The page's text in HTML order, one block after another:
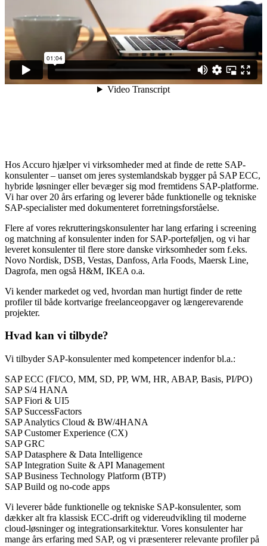
Hos Accuro hjælper vi virksomheder med at finde de rette SAP-
konsulenter – uanset om jeres systemlandskab bygger på SAP ECC,
hybride løsninger eller bevæger sig mod fremtidens SAP-platforme.
Vi har over 20 års erfaring og leverer både funktionelle og tekniske
SAP-specialister med dokumenteret forretningsforståelse.
Flere af vores rekrutteringskonsulenter har lang erfaring i screening
og matchning af konsulenter inden for SAP-porteføljen, og vi har
leveret konsulenter til flere store danske virksomheder som f.eks.
Novo Nordisk, DSB, Vestas, Danfoss, Arla Foods, Maersk Line,
Dagrofa, men også H&M, IKEA o.a.
Vi kender markedet og ved, hvordan man hurtigt finder de rette
profiler til både kortvarige freelanceopgaver og længerevarende
projekter.
Hvad kan vi tilbyde?
Vi tilbyder SAP-konsulenter med kompetencer indenfor bl.a.:
SAP ECC (FI/CO, MM, SD, PP, WM, HR, ABAP, Basis, PI/PO)
SAP S/4 HANA
SAP Fiori & UI5
SAP SuccessFactors
SAP Analytics Cloud & BW/4HANA
SAP Customer Experience (CX)
SAP GRC
SAP Datasphere & Data Intelligence
SAP Integration Suite & API Management
SAP Business Technology Platform (BTP)
SAP Build og no-code apps
Vi leverer både funktionelle og tekniske SAP-konsulenter, som
dækker alt fra klassisk ECC-drift og videreudvikling til moderne
cloud-løsninger og integrationsarkitektur. Vores konsulenter har
mange års erfaring med SAP, og vi præsenterer relevante profiler på